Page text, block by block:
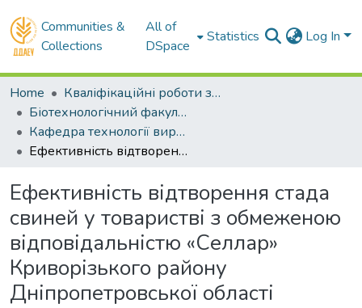
Communities &
Collections
All of
DSpace
Statistics Log In
Home
Кваліфікаційні роботи здобувачів вищої освіти
Біотехнологічний факультет
Кафедра технології виробництва і переробки продукції тваринництва. Бакалаври
Ефективність відтворення стада свиней у товаристві з обмеженою відповідальністю «Селлар» Криворізького району Дніпропетровської області
Ефективність відтворення стада
свиней у товаристві з обмеженою
відповідальністю «Селлар»
Криворізького району
Дніпропетровської області